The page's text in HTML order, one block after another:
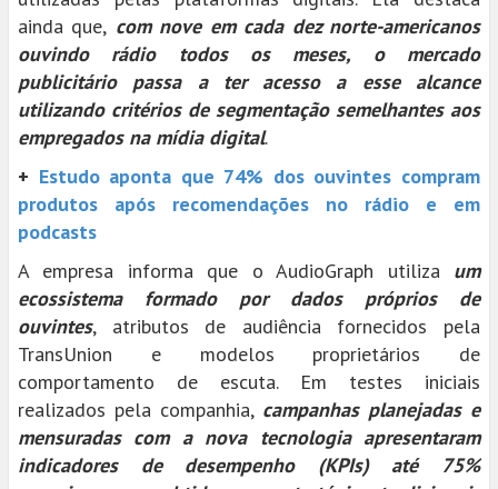
ainda que, com nove em cada dez norte-americanos
ouvindo rádio todos os meses, o mercado
publicitário passa a ter acesso a esse alcance
utilizando critérios de segmentação semelhantes aos
empregados na mídia digital.
+ Estudo aponta que 74% dos ouvintes compram
produtos após recomendações no rádio e em
podcasts
A empresa informa que o AudioGraph utiliza um
ecossistema formado por dados próprios de
ouvintes, atributos de audiência fornecidos pela
TransUnion e modelos proprietários de
comportamento de escuta. Em testes iniciais
realizados pela companhia, campanhas planejadas e
mensuradas com a nova tecnologia apresentaram
indicadores de desempenho (KPIs) até 75%